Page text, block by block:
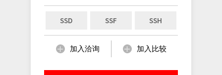
SSD SSF SSH
加入洽询 加入比较